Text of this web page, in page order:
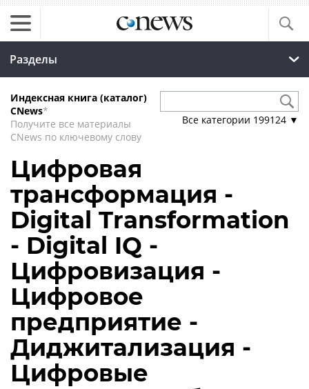
Разделы
Индексная книга (каталог)
CNews*
Получите все материалы
CNews по ключевому слову
Все категории 199124 ▼
Цифровая
трансформация -
Digital Transformation
- Digital IQ -
Цифровизация -
Цифровое
предприятие -
Диджитализация -
Цифровые